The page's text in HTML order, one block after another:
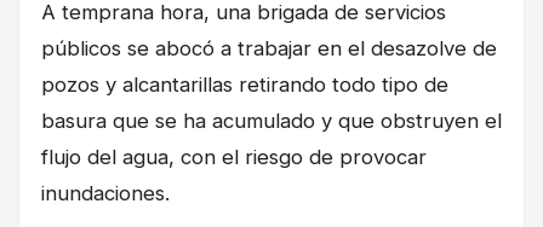
A temprana hora, una brigada de servicios
públicos se abocó a trabajar en el desazolve de
pozos y alcantarillas retirando todo tipo de
basura que se ha acumulado y que obstruyen el
flujo del agua, con el riesgo de provocar
inundaciones.